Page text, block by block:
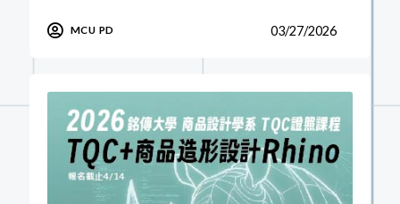
MCU PD 03/27/2026